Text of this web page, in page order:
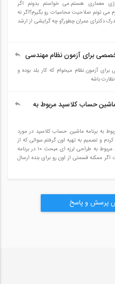
معماری هستم.می خواستم بدونم اگر
می تونم صلاحیت محاسبات رو بگیرم؟اگر نه
دکترای عمران چطور؟و چه گرایشی از ارشد
برای آزمون نظام مهندسی
آزمون نظام میخوام که کار بلد بوده و
باشه
حساب کلاسپد مربوط به
به برنامه ماشین حساب کلاسپد در مورد
و تصمیم به تهیه اون گرفتم.سوالی که از
شما دارم اینه که آیا بخش مربوط به طراحی لرزه ای مبحث ۱۰ در برنامه
ممکنه قسمتی از اون رو برای بنده ارسال
پرسش و پاسخ